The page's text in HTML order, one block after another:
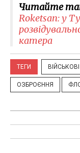
Читайте
Roketsan: у
катера
ТЕГИ
ОЗБРОЄННЯ